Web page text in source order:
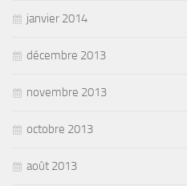
janvier 2014
décembre 2013
novembre 2013
octobre 2013
août 2013